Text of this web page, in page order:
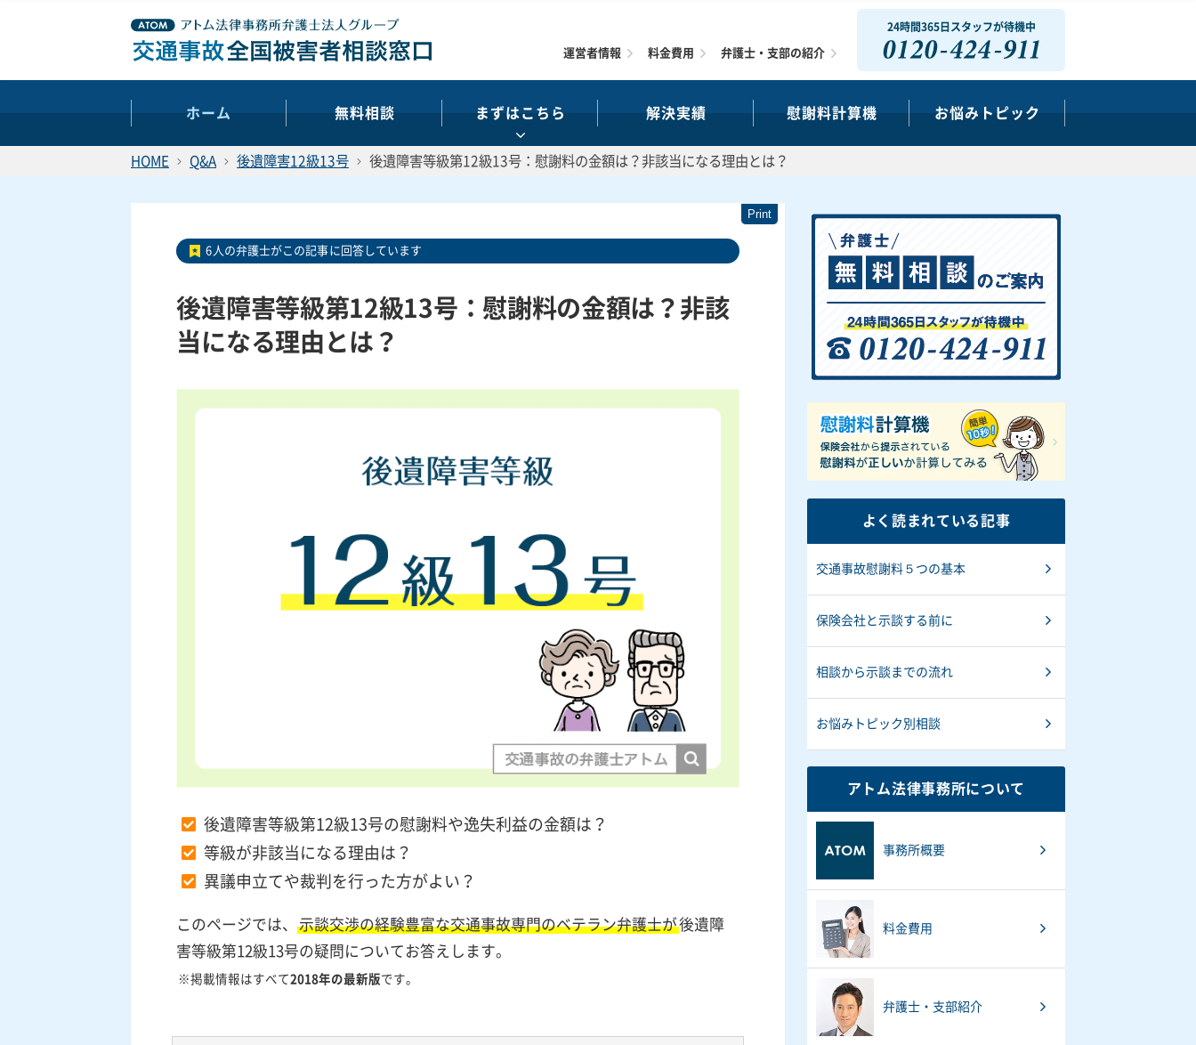
24時間365日スタッフが待機中
0120-424-911
ホーム 無料相談 まずはこちら 解決実績 慰謝料計算機 お悩みトピック
運営者情報 料金費用 弁護士・支部の紹介
HOME Q&A 後遺障害12級13号 後遺障害等級第12級13号：慰謝料の金額は？非該当になる理由とは？
6人の弁護士がこの記事に回答しています
後遺障害等級第12級13号：慰謝料の金額は？非該
当になる理由とは？
後遺障害等級第12級13号の慰謝料や逸失利益の金額は？
等級が非該当になる理由は？
異議申立てや裁判を行った方がよい？
このページでは、示談交渉の経験豊富な交通事故専門のベテラン弁護士が後遺障
害等級第12級13号の疑問についてお答えします。
※掲載情報はすべて2018年の最新版です。
よく読まれている記事
交通事故慰謝料５つの基本
保険会社と示談する前に
相談から示談までの流れ
お悩みトピック別相談
アトム法律事務所について
事務所概要
料金費用
弁護士・支部紹介